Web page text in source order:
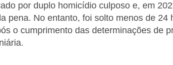
por duplo homicídio culposo e, em
pena. No entanto, foi solto menos de 24
o cumprimento das determinações de